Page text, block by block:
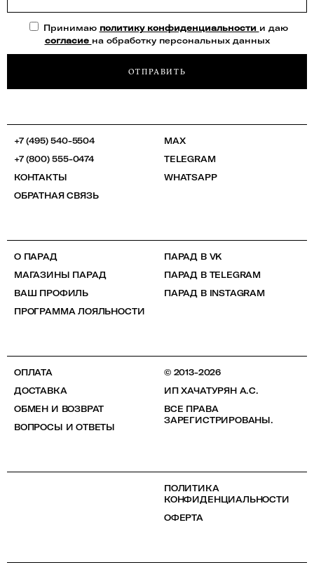
Принимаю политику конфиденциальности и даю
согласие на обработку персональных данных
ОТПРАВИТЬ
+7 (495) 540-5504
+7 (800) 555-0474
КОНТАКТЫ
ОБРАТНАЯ СВЯЗЬ
MAX
TELEGRAM
WHATSAPP
О ПАРАД
МАГАЗИНЫ ПАРАД
ВАШ ПРОФИЛЬ
ПРОГРАММА ЛОЯЛЬНОСТИ
ПАРАД В VK
ПАРАД В TELEGRAM
ПАРАД В INSTAGRAM
ОПЛАТА
ДОСТАВКА
ОБМЕН И ВОЗВРАТ
ВОПРОСЫ И ОТВЕТЫ
© 2013-2026
ИП ХАЧАТУРЯН А.С.
ВСЕ ПРАВА
ЗАРЕГИСТРИРОВАНЫ.
ПОЛИТИКА
КОНФИДЕНЦИАЛЬНОСТИ
ОФЕРТА